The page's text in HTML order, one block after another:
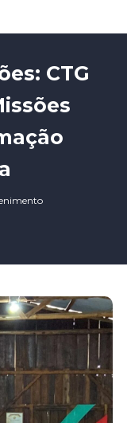
CTG